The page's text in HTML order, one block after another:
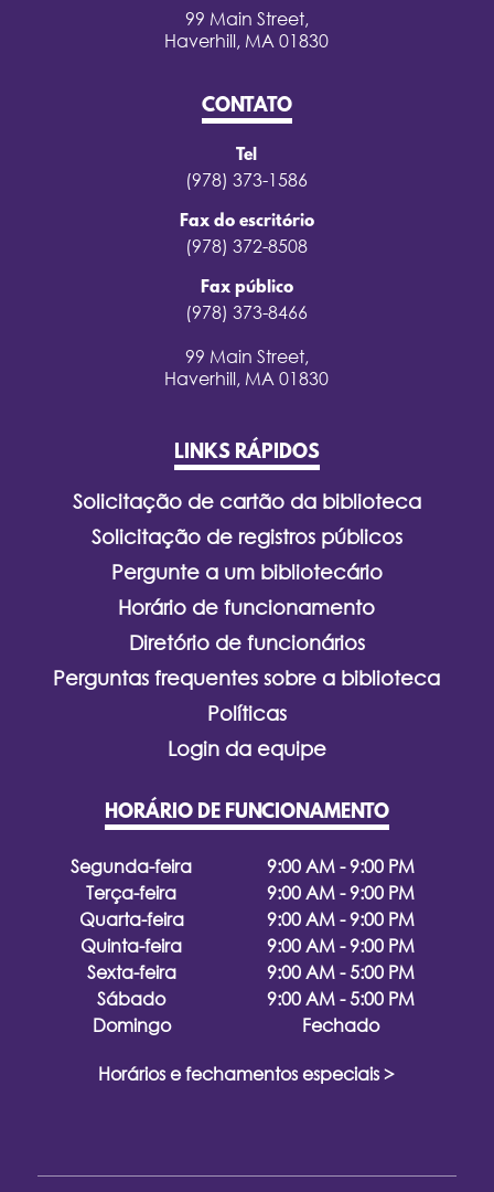
99 Main Street,
Haverhill, MA 01830
CONTATO
Tel
(978) 373-1586
Fax do escritório
(978) 372-8508
Fax público
(978) 373-8466
99 Main Street,
Haverhill, MA 01830
LINKS RÁPIDOS
Solicitação de cartão da biblioteca
Solicitação de registros públicos
Pergunte a um bibliotecário
Horário de funcionamento
Diretório de funcionários
Perguntas frequentes sobre a biblioteca
Políticas
Login da equipe
HORÁRIO DE FUNCIONAMENTO
Segunda-feira
9:00 AM - 9:00 PM
Terça-feira
9:00 AM - 9:00 PM
Quarta-feira
9:00 AM - 9:00 PM
Quinta-feira
9:00 AM - 9:00 PM
Sexta-feira
9:00 AM - 5:00 PM
Sábado
9:00 AM - 5:00 PM
Domingo
Fechado
Horários e fechamentos especiais >